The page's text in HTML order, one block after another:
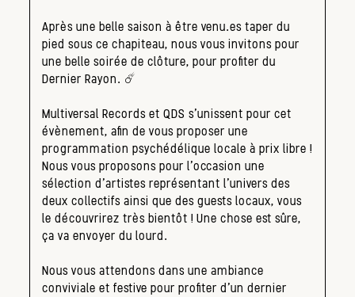
Après une belle saison à être venu.es taper du
pied sous ce chapiteau, nous vous invitons pour
une belle soirée de clôture, pour profiter du
Dernier Rayon. ☄️
Multiversal Records et QDS s’unissent pour cet
évènement, afin de vous proposer une
programmation psychédélique locale à prix libre !
Nous vous proposons pour l’occasion une
sélection d’artistes représentant l’univers des
deux collectifs ainsi que des guests locaux, vous
le découvrirez très bientôt ! Une chose est sûre,
ça va envoyer du lourd.
Nous vous attendons dans une ambiance
conviviale et festive pour profiter d’un dernier